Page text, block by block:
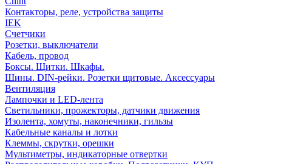
Контакторы, реле, устройства защиты
IEK
Счетчики
Розетки, выключатели
Кабель, провод
Боксы. Щитки. Шкафы.
Шины. DIN-рейки. Розетки щитовые. Аксессуары
Вентиляция
Лампочки и LED-лента
Светильники, прожекторы, датчики движения
Изолента, хомуты, наконечники, гильзы
Кабельные каналы и лотки
Клеммы, скрутки, орешки
Мультиметры, индикаторные отвертки